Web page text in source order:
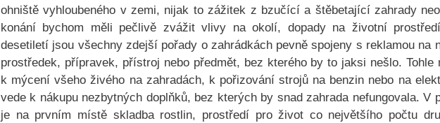
ohniště vyhloubeného v zemi, nijak to zážitek z bzučící a štěbetající zahrady
konání bychom měli pečlivě zvážit vlivy na okolí, dopady na životní
desetiletí jsou všechny zdejší pořady o zahrádkách pevně spojeny s reklamou na
prostředek, přípravek, přístroj nebo předmět, bez kterého by to jaksi nešlo. Tohle
k mýcení všeho živého na zahradách, k pořizování strojů na benzin nebo na
vede k nákupu nezbytných doplňků, bez kterých by snad zahrada nefungovala. V
je na prvním místě skladba rostlin, prostředí pro život co největšího počtu